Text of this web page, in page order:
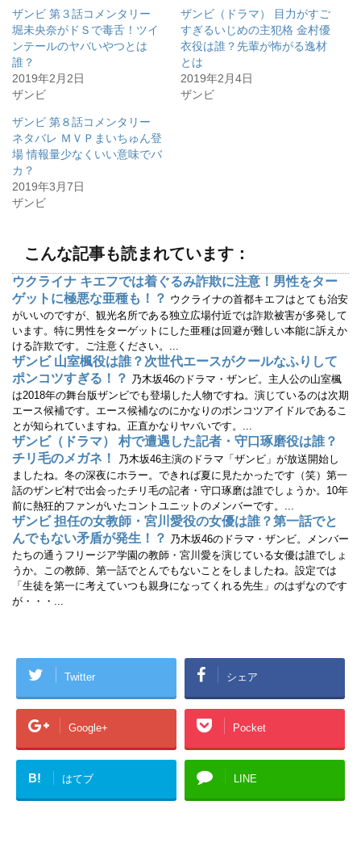
て
T
w
i
t
r
で
共
新
し
い
ウ
ィ
ド
ウ
で
開
o
o
k
で
共
る
に
ッ
ク
し
て
く
さ
い
ィ
ン
ウ
で
開
き
ま
す
)
ザンビ 第３話コメンタリー
堀未央奈がドＳで毒舌！ツイ
ンテールのヤバいやつとは
誰？
2019年2月2日
ザンビ
ザンビ（ドラマ） 目力がすご
すぎるいじめの主犯格 金村優
衣役は誰？先輩が怖がる逸材
とは
2019年2月4日
ザンビ
ザンビ 第８話コメンタリー
ネタバレ ＭＶＰまいちゅん登
場 情報量少なくいい意味でバ
カ？
2019年3月7日
ザンビ
こんな記事も読まれています：
ウクライナ キエフでは着ぐるみ詐欺に注意！男性をター
ゲットに極悪な亜種も！？ ウクライナの首都キエフはとても治安
がいいのですが、観光名所である独立広場付近では詐欺被害が多発して
います。特に男性をターゲットにした亜種は回避が難しい本能に訴えか
ける詐欺です。ご注意ください。...
ザンビ 山室楓役は誰？次世代エースがクールなふりして
ポンコツすぎる！？ 乃木坂46のドラマ・ザンビ。主人公の山室楓
は2018年の舞台版ザンビでも登場した人物ですね。演じているのは次期
エース候補です。エース候補なのにかなりのポンコツアイドルであるこ
とが知られていますね。正直かなりヤバいです。...
ザンビ（ドラマ） 村で遭遇した記者・守口琢磨役は誰？
チリ毛のメガネ！
乃木坂46主演のドラマ「ザンビ」が放送開始し
ましたね。冬の深夜にホラー。できれば夏に見たかったです（笑）第一
話のザンビ村で出会ったチリ毛の記者・守口琢磨は誰でしょうか。10年
前に熱狂的ファンがいたコントユニットのメンバーです。...
ザンビ 担任の女教師・宮川愛役の女優は誰？第一話でと
んでもない矛盾が発生！？ 乃木坂46のドラマ・ザンビ。メンバー
たちの通うフリージア学園の教師・宮川愛を演じている女優は誰でしょ
うか。この教師、第一話でとんでもないことをしましたね。設定では
「生徒を第一に考えていつも親身になってくれる先生」のはずなのです
が・・・...
Twitter シェア
Google+ Pocket
B! はてブ LINE